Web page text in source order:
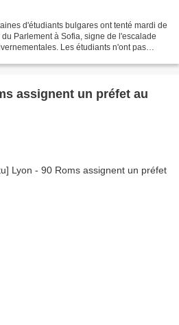
d'étudiants bulgares ont tenté mardi de
Parlement à Sofia, signe de l'escalade
Les étudiants n'ont pas
assignent un préfet au